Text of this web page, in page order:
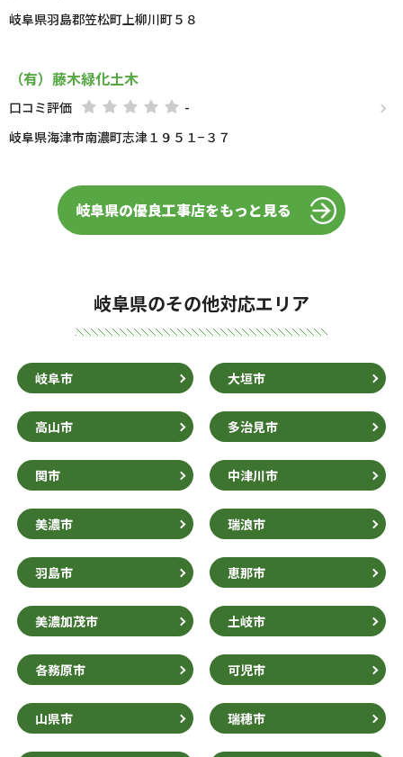
岐阜県羽島郡笠松町上柳川町５８
（有）藤木緑化土木
口コミ評価
-
岐阜県海津市南濃町志津１９５１−３７
岐阜県の優良工事店をもっと見る
岐阜県のその他対応エリア
岐阜市 大垣市
高山市 多治見市
関市 中津川市
美濃市 瑞浪市
羽島市 恵那市
美濃加茂市 土岐市
各務原市 可児市
山県市 瑞穂市